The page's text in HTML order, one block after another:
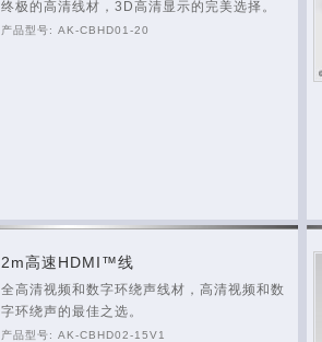
终极的高清线材，3D高清显示的完美选择。
产品型号: AK-CBHD01-20
2m高速HDMI™线
全高清视频和数字环绕声线材，高清视频和数
字环绕声的最佳之选。
产品型号: AK-CBHD02-15V1